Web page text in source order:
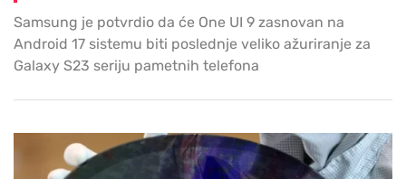
Samsung je potvrdio da će One UI 9 zasnovan na
Android 17 sistemu biti poslednje veliko ažuriranje za
Galaxy S23 seriju pametnih telefona